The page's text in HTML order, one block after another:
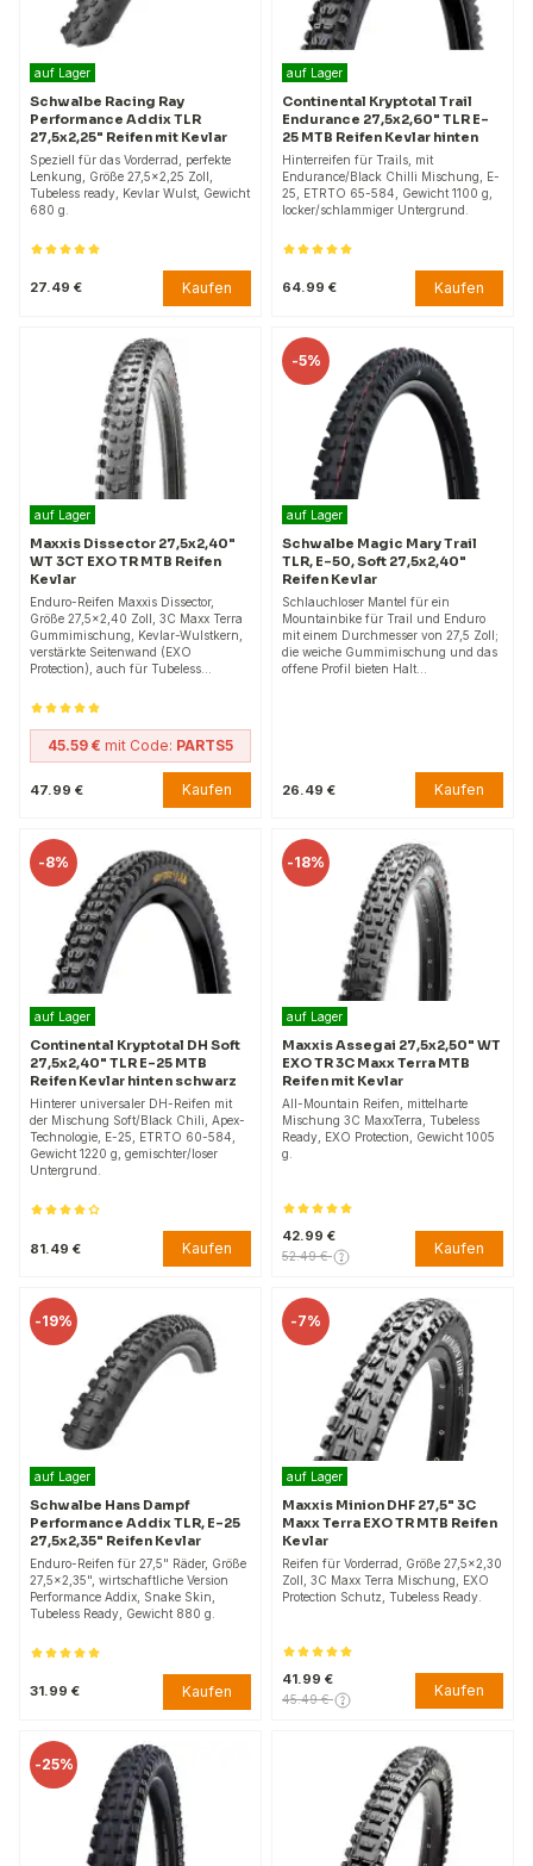
auf Lager
Schwalbe Racing Ray
Performance Addix TLR
27,5x2,25" Reifen mit Kevlar
Speziell für das Vorderrad, perfekte
Lenkung, Größe 27,5x2,25 Zoll,
Tubeless ready, Kevlar Wulst, Gewicht
680 g.
27.49 € Kaufen
auf Lager
Continental Kryptotal Trail
Endurance 27,5x2,60" TLR E-
25 MTB Reifen Kevlar hinten
Hinterreifen für Trails, mit
Endurance/Black Chilli Mischung, E-
25, ETRTO 65-584, Gewicht 1100 g,
locker/schlammiger Untergrund.
64.99 € Kaufen
auf Lager
Maxxis Dissector 27,5x2,40"
WT 3CT EXO TR MTB Reifen
Kevlar
Enduro-Reifen Maxxis Dissector,
Größe 27,5x2,40 Zoll, 3C Maxx Terra
Gummimischung, Kevlar-Wulstkern,
verstärkte Seitenwand (EXO
Protection), auch für Tubeless…
45.59 € mit Code: PARTS5
47.99 € Kaufen
-5%
auf Lager
Schwalbe Magic Mary Trail
TLR, E-50, Soft 27,5x2,40"
Reifen Kevlar
Schlauchloser Mantel für ein
Mountainbike für Trail und Enduro
mit einem Durchmesser von 27,5 Zoll;
die weiche Gummimischung und das
offene Profil bieten Halt…
26.49 € Kaufen
-8%
auf Lager
Continental Kryptotal DH Soft
27,5x2,40" TLR E-25 MTB
Reifen Kevlar hinten schwarz
Hinterer universaler DH-Reifen mit
der Mischung Soft/Black Chili, Apex-
Technologie, E-25, ETRTO 60-584,
Gewicht 1220 g, gemischter/loser
Untergrund.
81.49 € Kaufen
-18%
auf Lager
Maxxis Assegai 27,5x2,50" WT
EXO TR 3C Maxx Terra MTB
Reifen mit Kevlar
All-Mountain Reifen, mittelharte
Mischung 3C MaxxTerra, Tubeless
Ready, EXO Protection, Gewicht 1005
g.
42.99 €
52.49 € Kaufen
-19%
auf Lager
Schwalbe Hans Dampf
Performance Addix TLR, E-25
27,5x2,35" Reifen Kevlar
Enduro-Reifen für 27,5" Räder, Größe
27,5x2,35", wirtschaftliche Version
Performance Addix, Snake Skin,
Tubeless Ready, Gewicht 880 g.
31.99 € Kaufen
-7%
auf Lager
Maxxis Minion DHF 27,5" 3C
Maxx Terra EXO TR MTB Reifen
Kevlar
Reifen für Vorderrad, Größe 27,5x2,30
Zoll, 3C Maxx Terra Mischung, EXO
Protection Schutz, Tubeless Ready.
41.99 €
45.49 € Kaufen
-25%